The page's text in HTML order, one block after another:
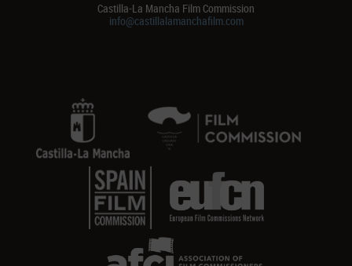
Castilla-La Mancha Film Commission
info@castillalamanchafilm.com